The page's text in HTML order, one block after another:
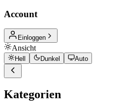
Account
Einloggen
Ansicht
Hell Dunkel Auto
Kategorien